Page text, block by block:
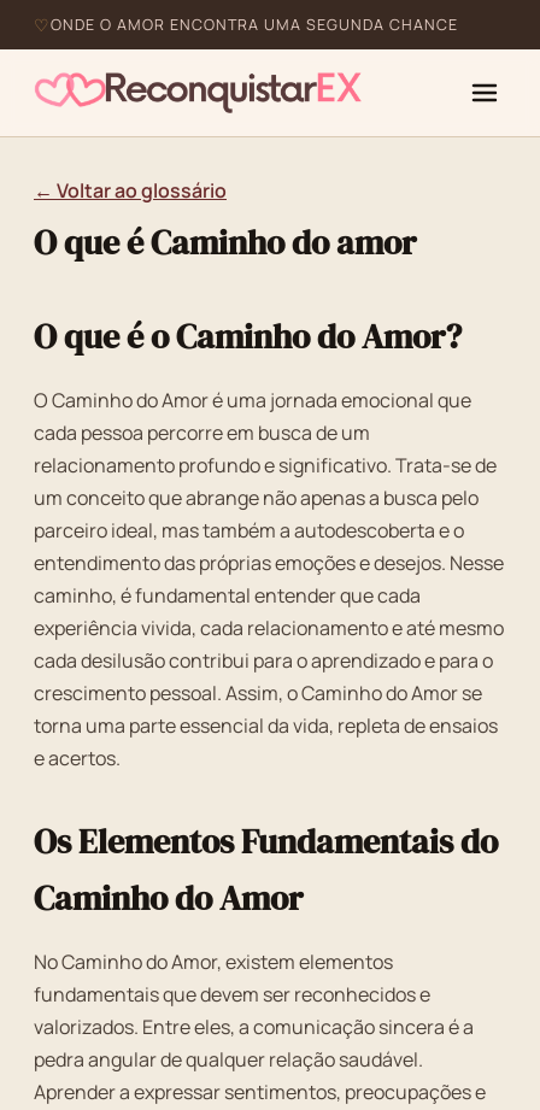
ONDE O AMOR ENCONTRA UMA SEGUNDA CHANCE
← Voltar ao glossário
O que é Caminho do amor
O que é o Caminho do Amor?
O Caminho do Amor é uma jornada emocional que
cada pessoa percorre em busca de um
relacionamento profundo e significativo. Trata-se de
um conceito que abrange não apenas a busca pelo
parceiro ideal, mas também a autodescoberta e o
entendimento das próprias emoções e desejos. Nesse
caminho, é fundamental entender que cada
experiência vivida, cada relacionamento e até mesmo
cada desilusão contribui para o aprendizado e para o
crescimento pessoal. Assim, o Caminho do Amor se
torna uma parte essencial da vida, repleta de ensaios
e acertos.
Os Elementos Fundamentais do
Caminho do Amor
No Caminho do Amor, existem elementos
fundamentais que devem ser reconhecidos e
valorizados. Entre eles, a comunicação sincera é a
pedra angular de qualquer relação saudável.
Aprender a expressar sentimentos, preocupações e